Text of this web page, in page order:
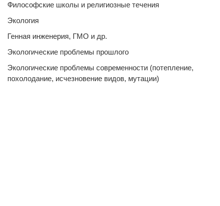
Философские школы и религиозные течения
Экология
Генная инженерия, ГМО и др.
Экологические проблемы прошлого
Экологические проблемы современности (потепление,
похолодание, исчезновение видов, мутации)